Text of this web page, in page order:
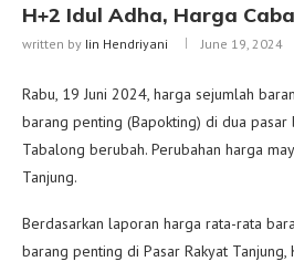
H+2 Idul Adha, Harga
written by Iin Hendriyani June 19, 2024
Rabu, 19 Juni 2024, harga sejumlah
barang penting (Bapokting) di dua pasar
Tabalong berubah. Perubahan harga
Tanjung.
Berdasarkan laporan harga rata-rata
barang penting di Pasar Rakyat Tanjung,